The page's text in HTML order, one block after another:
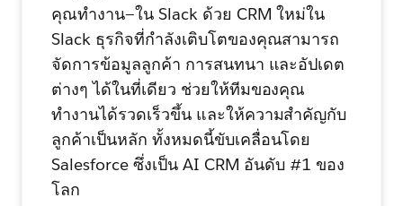
คุณทำงาน—ใน Slack ด้วย CRM ใหม่ใน
Slack ธุรกิจที่กำลังเติบโตของคุณสามารถ
จัดการข้อมูลลูกค้า การสนทนา และอัปเดต
ต่างๆ ได้ในที่เดียว ช่วยให้ทีมของคุณ
ทำงานได้รวดเร็วขึ้น และให้ความสำคัญกับ
ลูกค้าเป็นหลัก ทั้งหมดนี้ขับเคลื่อนโดย
Salesforce ซึ่งเป็น AI CRM อันดับ #1 ของ
โลก